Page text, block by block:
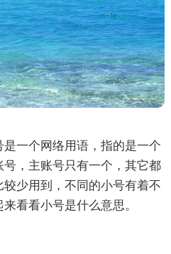
一个网络用语，指的是一个
号，主账号只有一个，其它都
少用到，不同的小号有着不
看看小号是什么意思。